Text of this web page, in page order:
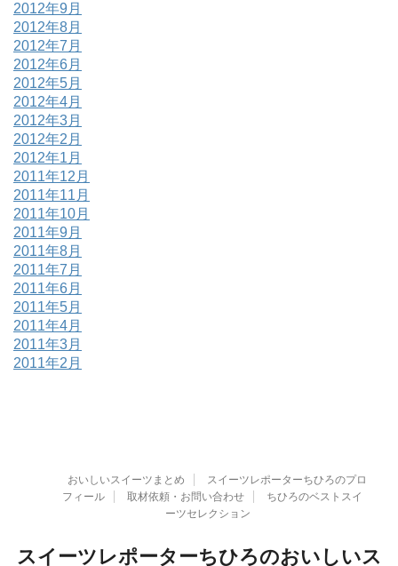
2012年9月
2012年8月
2012年7月
2012年6月
2012年5月
2012年4月
2012年3月
2012年2月
2012年1月
2011年12月
2011年11月
2011年10月
2011年9月
2011年8月
2011年7月
2011年6月
2011年5月
2011年4月
2011年3月
2011年2月
おいしいスイーツまとめ
スイーツレポーターちひろのプロ
フィール
取材依頼・お問い合わせ
ちひろのベストスイ
ーツセレクション
スイーツレポーターちひろのおいしいス